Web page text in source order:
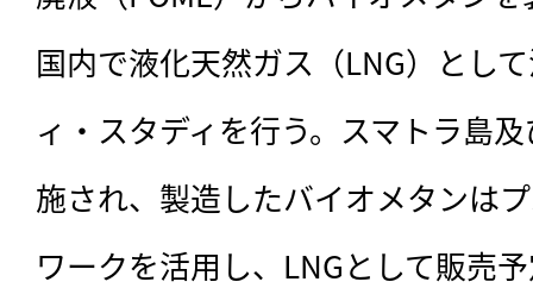
国内で液化天然ガス（LNG）とし
ィ・スタディを行う。スマトラ島
施され、製造したバイオメタンは
ワークを活用し、LNGとして販売